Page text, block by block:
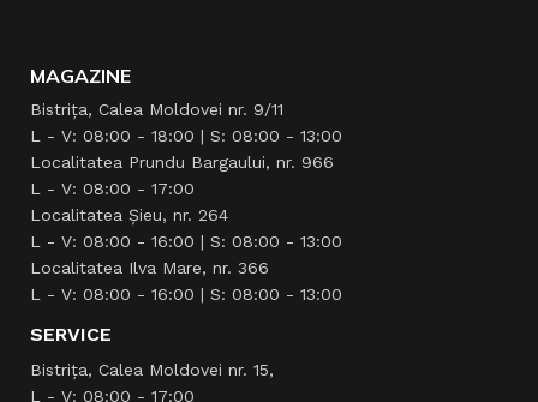
MAGAZINE
Bistrița, Calea Moldovei nr. 9/11
L - V: 08:00 - 18:00 | S: 08:00 - 13:00
Localitatea Prundu Bargaului, nr. 966
L - V: 08:00 - 17:00
Localitatea Şieu, nr. 264
L - V: 08:00 - 16:00 | S: 08:00 - 13:00
Localitatea Ilva Mare, nr. 366
L - V: 08:00 - 16:00 | S: 08:00 - 13:00
SERVICE
Bistrița, Calea Moldovei nr. 15,
L - V: 08:00 - 17:00